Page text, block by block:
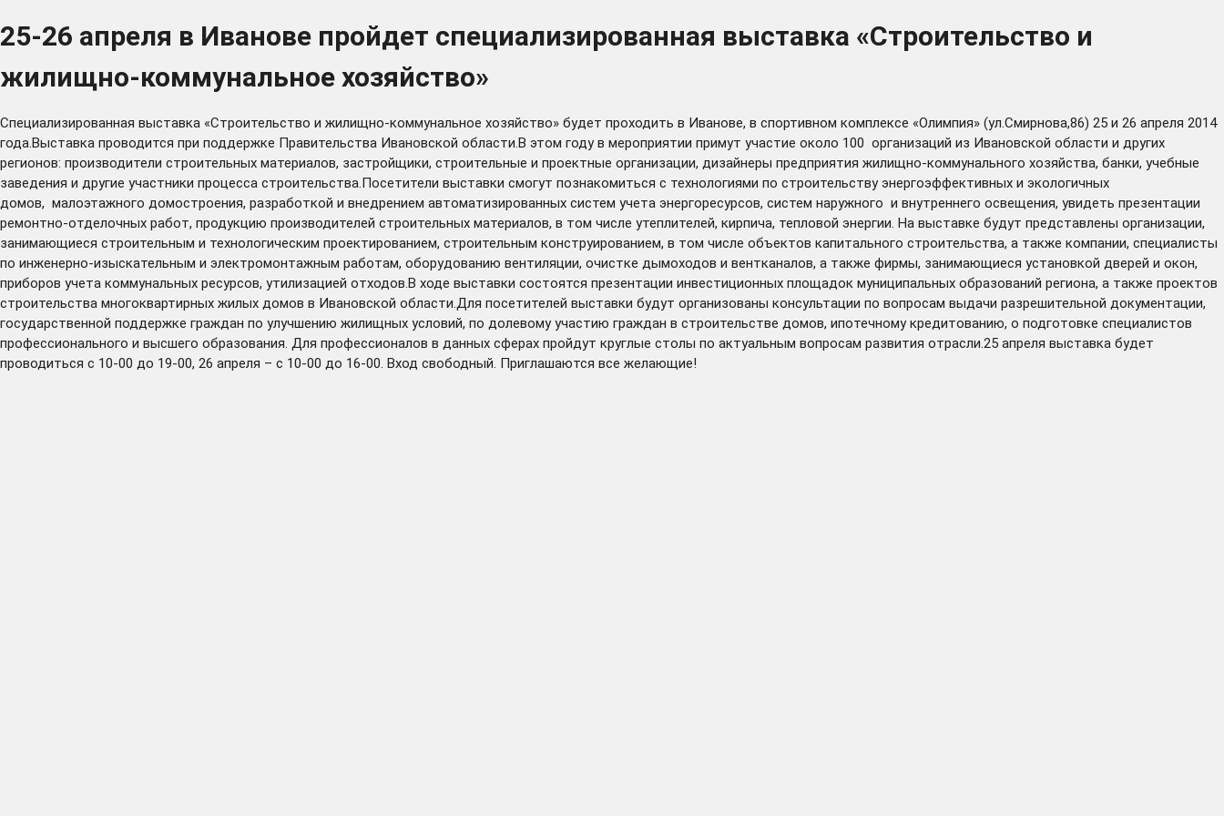
25-26 апреля в Иванове пройдет специализированная выставка «Строительство и
жилищно-коммунальное хозяйство»
Специализированная выставка «Строительство и жилищно-коммунальное хозяйство» будет проходить в Иванове, в спортивном комплексе «Олимпия» (ул.Смирнова,86) 25 и 26 апреля 2014
года.Выставка проводится при поддержке Правительства Ивановской области.В этом году в мероприятии примут участие около 100 организаций из Ивановской области и других
регионов: производители строительных материалов, застройщики, строительные и проектные организации, дизайнеры предприятия жилищно-коммунального хозяйства, банки, учебные
заведения и другие участники процесса строительства.Посетители выставки смогут познакомиться с технологиями по строительству энергоэффективных и экологичных
домов, малоэтажного домостроения, разработкой и внедрением автоматизированных систем учета энергоресурсов, систем наружного и внутреннего освещения, увидеть презентации
ремонтно-отделочных работ, продукцию производителей строительных материалов, в том числе утеплителей, кирпича, тепловой энергии. На выставке будут представлены организации,
занимающиеся строительным и технологическим проектированием, строительным конструированием, в том числе объектов капитального строительства, а также компании, специалисты
по инженерно-изыскательным и электромонтажным работам, оборудованию вентиляции, очистке дымоходов и вентканалов, а также фирмы, занимающиеся установкой дверей и окон,
приборов учета коммунальных ресурсов, утилизацией отходов.В ходе выставки состоятся презентации инвестиционных площадок муниципальных образований региона, а также проектов
строительства многоквартирных жилых домов в Ивановской области.Для посетителей выставки будут организованы консультации по вопросам выдачи разрешительной документации,
государственной поддержке граждан по улучшению жилищных условий, по долевому участию граждан в строительстве домов, ипотечному кредитованию, о подготовке специалистов
профессионального и высшего образования. Для профессионалов в данных сферах пройдут круглые столы по актуальным вопросам развития отрасли.25 апреля выставка будет
проводиться с 10-00 до 19-00, 26 апреля – с 10-00 до 16-00. Вход свободный. Приглашаются все желающие!